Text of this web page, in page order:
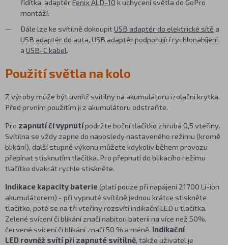
řídítka, adaptérFenix ALD-10 k uchycení světla do GoPro
montáží.
Dále lze ke svítilně dokoupitUSB adaptér do elektrické sítě a
USB adaptér do auta, USB adaptér podporující rychlonabíjení
a USB-C kabel.
Použití světla na kolo
Z výroby může být uvnitř svítilny na akumulátoru izolační krytka.
Před prvním použitím ji z akumulátoru odstraňte.
Pro zapnutí či vypnutípodržte boční tlačítko zhruba 0,5 vteřiny.
Svítilna se vždy zapne do naposledy nastaveného režimu (kromě
blikání), další stupně výkonu můžete kdykoliv během provozu
přepínat stisknutím tlačítka. Pro přepnutí do blikacího režimu
tlačítko dvakrát rychle stiskněte.
Indikace kapacity baterie(platí pouze při napájení 21700 Li-ion
akumulátorem) - při vypnuté svítilně jednou krátce stiskněte
tlačítko, poté se na tři vteřiny rozsvítí indikační LED u tlačítka.
Zelené svícení či blikání značí nabitou baterii na více než 50%,
červené svícení či blikání značí 50 % a méně. Indikační
LED rovněž svítí při zapnuté svítilně, takže uživatel je